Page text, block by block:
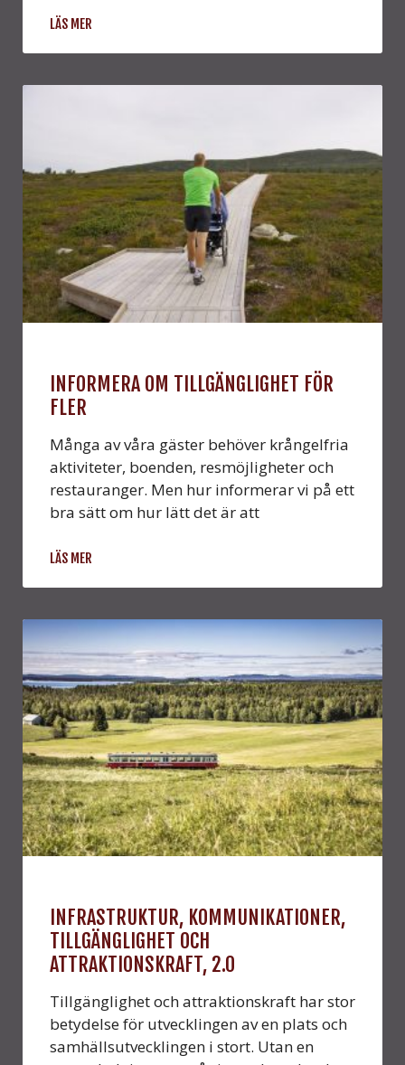
LÄS MER
INFORMERA OM TILLGÄNGLIGHET FÖR
FLER
Många av våra gäster behöver krångelfria
aktiviteter, boenden, resmöjligheter och
restauranger. Men hur informerar vi på ett
bra sätt om hur lätt det är att
LÄS MER
INFRASTRUKTUR, KOMMUNIKATIONER,
TILLGÄNGLIGHET OCH
ATTRAKTIONSKRAFT, 2.0
Tillgänglighet och attraktionskraft har stor
betydelse för utvecklingen av en plats och
samhällsutvecklingen i stort. Utan en